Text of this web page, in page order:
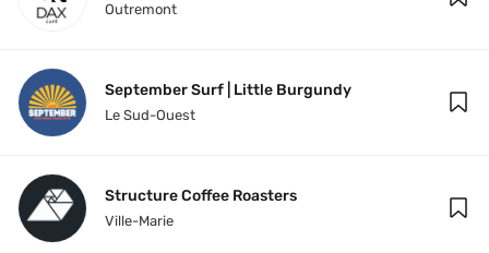
Outremont
September Surf | Little Burgundy
Le Sud-Ouest
Structure Coffee Roasters
Ville-Marie